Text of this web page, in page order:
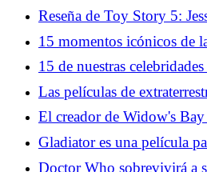
Reseña de Toy Story 5:
clásica aventura de Pixar
15 momentos icónicos de
incluso los no fanáticos del
conocer
15 de nuestras
Las películas de
son realmente toda una
sueños y miedos
El creador de Widow's
origen del programa
Gladiator es una película
Russell Crowe
Doctor Who sobrevivirá a